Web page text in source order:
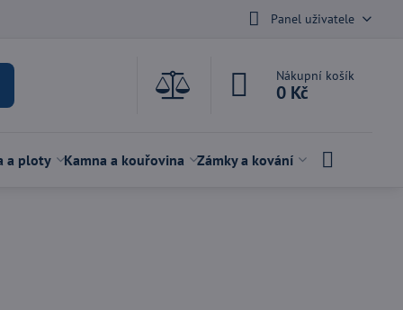
Panel uživatele
Nákupní košík
0 Kč
a ploty Kamna a kouřovina Zámky a kování